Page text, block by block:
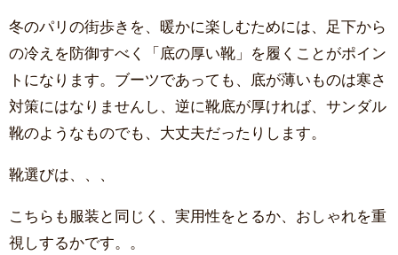
冬のパリの街歩きを、暖かに楽しむためには、足下から
の冷えを防御すべく「底の厚い靴」を履くことがポイン
トになります。ブーツであっても、底が薄いものは寒さ
対策にはなりませんし、逆に靴底が厚ければ、サンダル
靴のようなものでも、大丈夫だったりします。
靴選びは、、、
こちらも服装と同じく、実用性をとるか、おしゃれを重
視しするかです。。